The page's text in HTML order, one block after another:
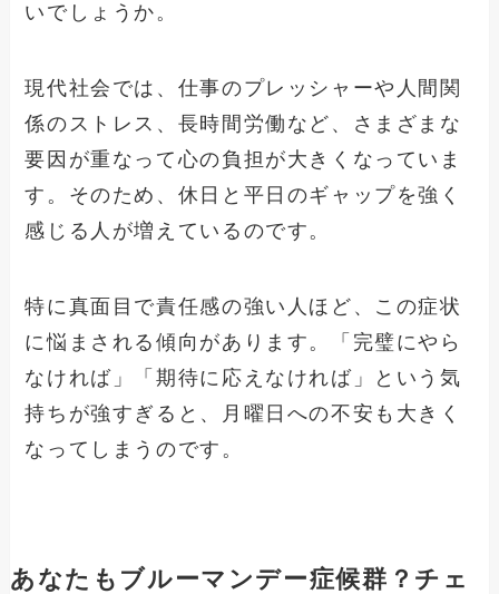
いでしょうか。
現代社会では、仕事のプレッシャーや人間関
係のストレス、長時間労働など、さまざまな
要因が重なって心の負担が大きくなっていま
す。そのため、休日と平日のギャップを強く
感じる人が増えているのです。
特に真面目で責任感の強い人ほど、この症状
に悩まされる傾向があります。「完璧にやら
なければ」「期待に応えなければ」という気
持ちが強すぎると、月曜日への不安も大きく
なってしまうのです。
あなたもブルーマンデー症候群？チェ